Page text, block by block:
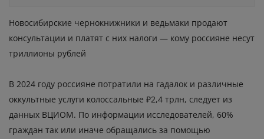
Новосибирские чернокнижники и ведьмаки продают
консультации и платят с них налоги — кому россияне несут
триллионы рублей
В 2024 году россияне потратили на гадалок и различные
оккультные услуги колоссальные ₽2,4 трлн, следует из
данных ВЦИОМ. По информации исследователей, 60%
граждан так или иначе обращались за помощью